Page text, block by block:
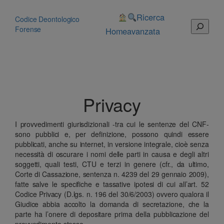
contenuto
Codice Deontologico
Forense
Home
Ricerca
avanzata
Cerca
Privacy
I provvedimenti giurisdizionali -tra cui le sentenze del CNF-
sono pubblici e, per definizione, possono quindi essere
pubblicati, anche su internet, in versione integrale, cioè senza
necessità di oscurare i nomi delle parti in causa e degli altri
soggetti, quali testi, CTU e terzi in genere (cfr., da ultimo,
Corte di Cassazione, sentenza n. 4239 del 29 gennaio 2009),
fatte salve le specifiche e tassative ipotesi di cui all’art. 52
Codice Privacy (D.lgs. n. 196 del 30/6/2003) ovvero qualora il
Giudice abbia accolto la domanda di secretazione, che la
parte ha l’onere di depositare prima della pubblicazione del